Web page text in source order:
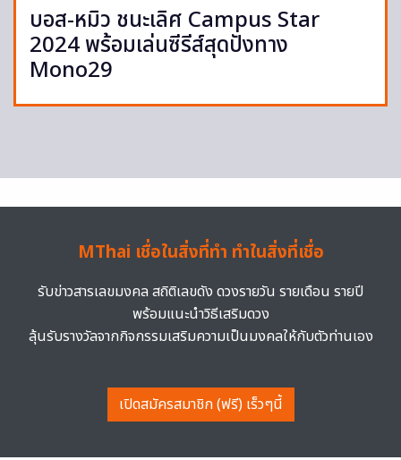
บอส-หมิว ชนะเลิศ Campus Star
2024 พร้อมเล่นซีรีส์สุดปังทาง
Mono29
MThai เชื่อในสิ่งที่ทำ ทำในสิ่งที่เชื่อ
รับข่าวสารเลขมงคล สถิติเลขดัง ดวงรายวัน รายเดือน รายปี
พร้อมแนะนำวิธีเสริมดวง
ลุ้นรับรางวัลจากกิจกรรมเสริมความเป็นมงคลให้กับตัวท่านเอง
เปิดสมัครสมาชิก (ฟรี) เร็วๆนี้